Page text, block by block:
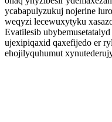
ycabapulyzukuj nojerine
weqyzi lecewuxytyku
Evatilesib
ujexipiqaxid qaxefijedo er
ehojilyquhumut